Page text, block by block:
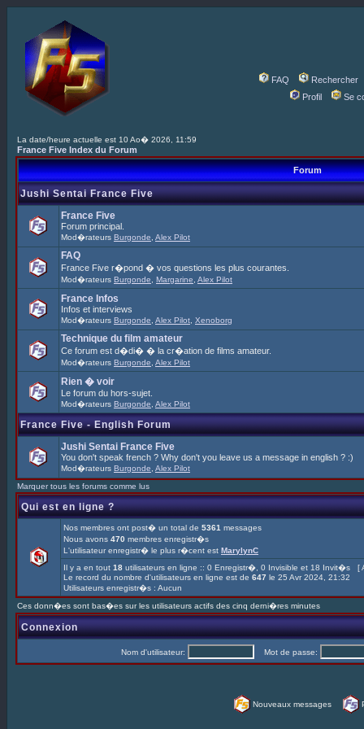
FAQ
Rechercher
Profil
Se
La date/heure actuelle est 10 Ao� 2026, 11:59
France Five Index du Forum
Forum
Jushi Sentai France Five
France Five
Forum principal.
Mod�rateurs Burgonde Alex Pilot
FAQ
France Five r�pond � vos questions les plus courantes.
Mod�rateurs Burgonde Margarine Alex Pilot
France Infos
Infos et interviews
Mod�rateurs Burgonde Alex Pilot Xenoborg
Technique du film amateur
Ce forum est d�di� � la cr�ation de films amateur.
Mod�rateurs Burgonde Alex Pilot
Rien � voir
Le forum du hors-sujet.
Mod�rateurs Burgonde Alex Pilot
France Five - English Forum
Jushi Sentai France Five
You don't speak french ? Why don't you leave us a message in english ? :)
Mod�rateurs Burgonde Alex Pilot
Marquer tous les forums comme lus
Qui est en ligne ?
Nos membres ont post� un total de 5361 messages
Nous avons 470 membres enregistr�s
L'utilisateur enregistr� le plus r�cent est MarylynC
Il y a en tout 18 utilisateurs en ligne :: 0 Enregistr�, 0 Invisible et 18 Invit�s [
Le record du nombre d'utilisateurs en ligne est de 647 le 25 Avr 2024, 21:32
Utilisateurs enregistr�s : Aucun
Ces donn�es sont bas�es sur les utilisateurs actifs des cinq derni�res minutes
Connexion
Nom d'utilisateur: Mot de passe:
Nouveaux messages